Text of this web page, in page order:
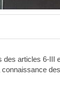
articles 6-III